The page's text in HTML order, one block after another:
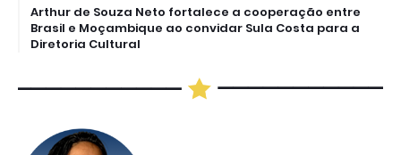
Arthur de Souza Neto fortalece a cooperação entre
Brasil e Moçambique ao convidar Sula Costa para a
Diretoria Cultural